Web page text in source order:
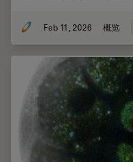
Feb 11, 2026 概览